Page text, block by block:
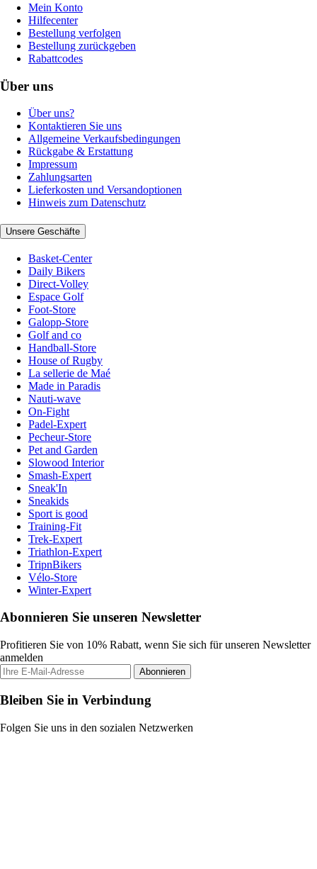
Mein Konto
Hilfecenter
Bestellung verfolgen
Bestellung zurückgeben
Rabattcodes
Über uns
Über uns?
Kontaktieren Sie uns
Allgemeine Verkaufsbedingungen
Rückgabe & Erstattung
Impressum
Zahlungsarten
Lieferkosten und Versandoptionen
Hinweis zum Datenschutz
Unsere Geschäfte
Basket-Center
Daily Bikers
Direct-Volley
Espace Golf
Foot-Store
Galopp-Store
Golf and co
Handball-Store
House of Rugby
La sellerie de Maé
Made in Paradis
Nauti-wave
On-Fight
Padel-Expert
Pecheur-Store
Pet and Garden
Slowood Interior
Smash-Expert
Sneak'In
Sneakids
Sport is good
Training-Fit
Trek-Expert
Triathlon-Expert
TripnBikers
Vélo-Store
Winter-Expert
Abonnieren Sie unseren Newsletter
Profitieren Sie von 10% Rabatt, wenn Sie sich für unseren Newsletter
anmelden
Abonnieren
Bleiben Sie in Verbindung
Folgen Sie uns in den sozialen Netzwerken